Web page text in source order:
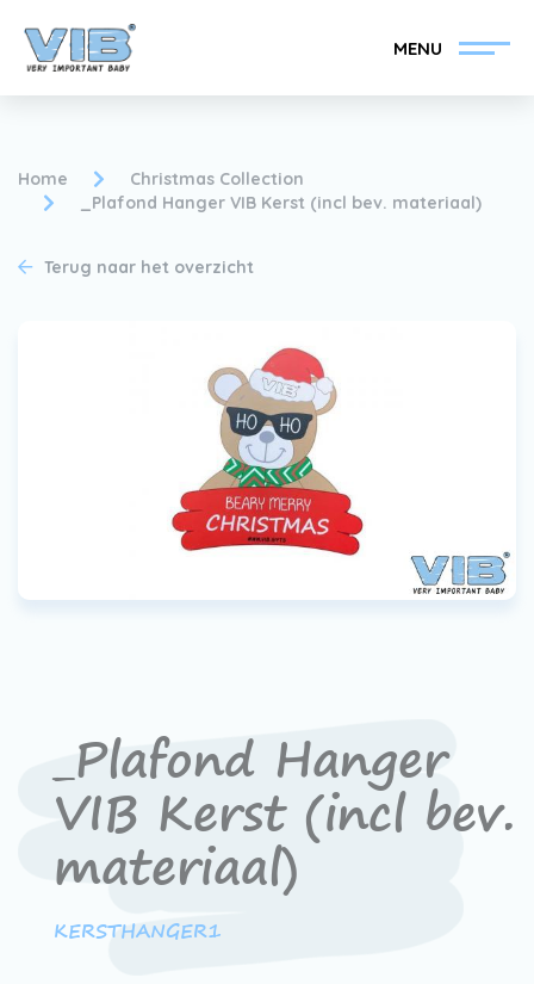
MENU
VIB®-Dealer worden
Vind uw VIB®-Dealer
VIB®-Dealer worden
Home
Christmas Collection
_Plafond Hanger VIB Kerst (incl bev. materiaal)
Terug naar het overzicht
_Plafond Hanger
VIB Kerst (incl bev.
materiaal)
KERSTHANGER1